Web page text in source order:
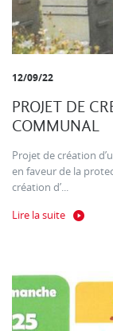
12/09/22
PROJET DE
COMMUNAL
Projet de création
en faveur de la
création d’...
Lire la suite